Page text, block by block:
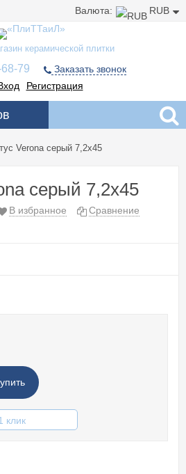
Валюта: RUB
керамической плитки
79
Заказать звонок
Регистрация
Verona серый 7,2x45
серый 7,2x45
В избранное Сравнение
клик